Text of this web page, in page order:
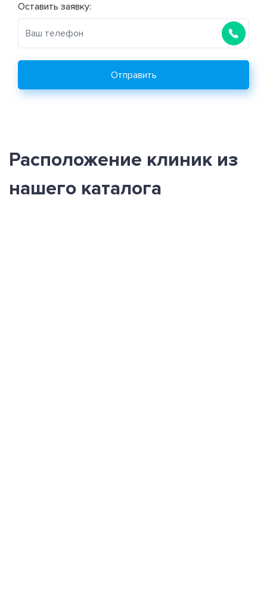
Оставить заявку:
Отправить
Расположение клиник из
нашего каталога